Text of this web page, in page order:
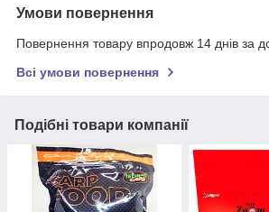
Умови повернення
Повернення товару впродовж 14 днів за
Всі умови повернення
Подібні товари компанії